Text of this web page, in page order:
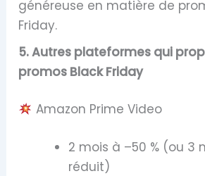
généreuse en matière de
Friday.
5. Autres plateformes qui
promos Black Friday
Amazon Prime Video
2 mois à –50 % (ou 3
réduit)